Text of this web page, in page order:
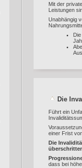
Mit der
Leistungen
Unabhängig
Die
Führt ein
einer Frist
Die
dass bei